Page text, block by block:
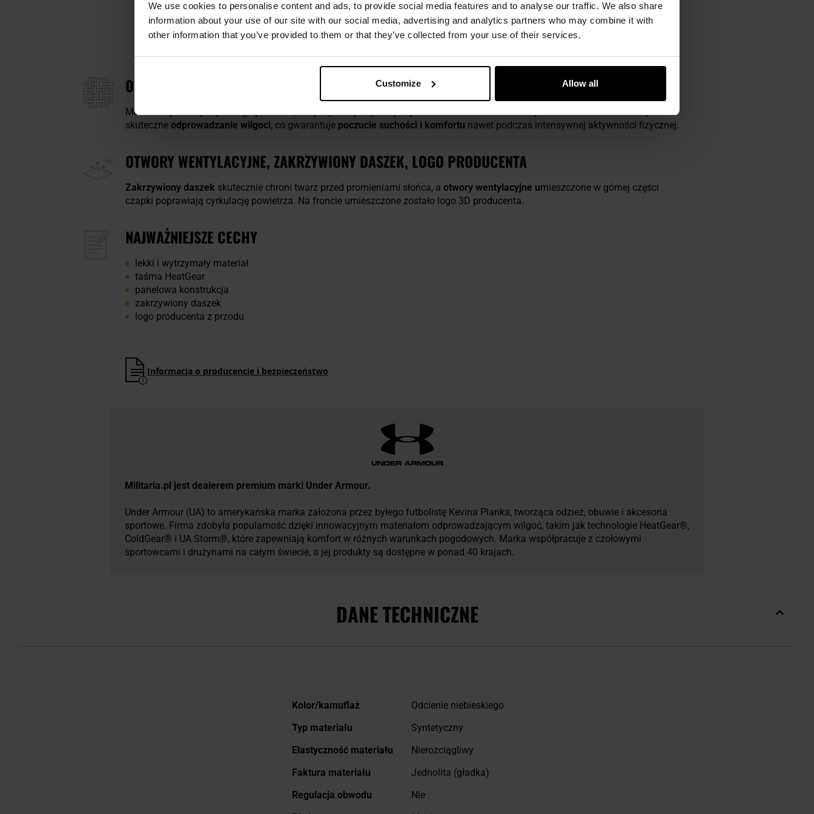
We use cookies to personalise content and ads, to provide social media features and to analyse our traffic. We also share
information about your use of our site with our social media, advertising and analytics partners who may combine it with
other information that you’ve provided to them or that they’ve collected from your use of their services.
Customize Allow all
ODPORNY NA USZKODZENIA POLIESTER I TAŚMA HEATGEAR
Model uszyto z wytrzymałegopoliestru, który wykazuje wysokąodporność na rozdarcia. Wewnętrzna taśmaHeatGearzapewnia
skuteczne odprowadzanie wilgoci, co gwarantuje poczucie suchości i komfortu nawet podczas intensywnej aktywności fizycznej.
OTWORY WENTYLACYJNE, ZAKRZYWIONY DASZEK, LOGO PRODUCENTA
Zakrzywiony daszek skutecznie chroni twarz przed promieniami słońca, a otwory wentylacyjne umieszczone w górnej części
czapki poprawiają cyrkulację powietrza. Na froncie umieszczone zostało logo 3D producenta.
NAJWAŻNIEJSZE CECHY
lekki i wytrzymały materiał
taśma HeatGear
panelowa konstrukcja
zakrzywiony daszek
logo producenta z przodu
Informacja o producencie i bezpieczeństwo
Militaria.pl jest dealerem premium marki Under Armour.
Under Armour (UA) to amerykańska marka założona przez byłego futbolistę Kevina Planka, tworząca odzież, obuwie i akcesoria
sportowe. Firma zdobyła popularność dzięki innowacyjnym materiałom odprowadzającym wilgoć, takim jak technologie HeatGear®,
ColdGear® i UA Storm®, które zapewniają komfort w różnych warunkach pogodowych. Marka współpracuje z czołowymi
sportowcami i drużynami na całym świecie, a jej produkty są dostępne w ponad 40 krajach.
DANE TECHNICZNE
Więcej
Kolor/kamuflaż
Odcienie niebieskiego
Typ materiału
Syntetyczny
Elastyczność materiału
Nierozciągliwy
Faktura materiału
Jednolita (gładka)
Regulacja obwodu
Nie